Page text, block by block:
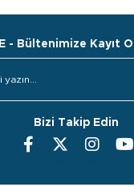
E - Bültenimize Kayıt
Bizi Takip Edin